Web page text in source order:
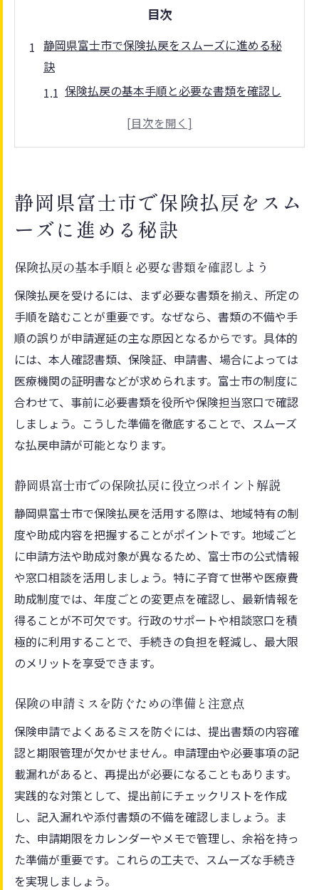
目次
静岡県富士市で保険払戻をスムーズに進める秘
訣
保険払戻の基本手順と必要な書類を確認し
静岡県富士市での保険払戻に役立つポイン
保険払戻のよくある疑問とその解決策を知
る
ツ
保険手続きが初めてでも安心な富士市の最新ガ
イド
初めての保険手続きで押さえるべき基本知
識
保険申請時に知っておきたい富士市の特徴
保険手続きで不安を解消するための相談先
保険の書類提出時に必要なチェックポイン
保険制度の変更点と最新情報をやさしく解
医療費助成を活用した保険払戻のポイント解説
医療費助成と保険払戻の仕組みを正しく理
解
保険を活用した医療費軽減の具体的なメリ
ット
保険払戻に役立つ医療費助成の申請方法
保険制度を使った医療費負担軽減の実例紹
保険適用範囲と医療費助成の違いと注意点
富士市の保険制度を理解するための基礎知識
富士市で利用できる主な保険制度の全体像
保険料の納付方法と還付手続きの基本を押
さえる
保険制度ごとの特徴と利用時のポイント解
説
保険の控除や還付を受けるための必要条件
静岡県富士市で保険払戻をスム
ーズに進める秘訣
保険払戻の基本手順と必要な書類を確認しよう
保険払戻を受けるには、まず必要な書類を揃え、所定の
手順を踏むことが重要です。なぜなら、書類の不備や手
順の誤りが申請遅延の主な原因となるからです。具体的
には、本人確認書類、保険証、申請書、場合によっては
医療機関の証明書などが求められます。富士市の制度に
合わせて、事前に必要書類を役所や保険担当窓口で確認
しましょう。こうした準備を徹底することで、スムーズ
な払戻申請が可能となります。
静岡県富士市での保険払戻に役立つポイント解説
静岡県富士市で保険払戻を活用する際は、地域特有の制
度や助成内容を把握することがポイントです。地域ごと
に申請方法や助成対象が異なるため、富士市の公式情報
や窓口相談を活用しましょう。特に子育て世帯や医療費
助成制度では、年度ごとの変更点を確認し、最新情報を
得ることが不可欠です。行政のサポートや相談窓口を積
極的に利用することで、手続きの負担を軽減し、最大限
のメリットを享受できます。
保険の申請ミスを防ぐための準備と注意点
保険申請でよくあるミスを防ぐには、提出書類の内容確
認と期限管理が欠かせません。申請理由や必要事項の記
載漏れがあると、再提出が必要になることもあります。
実践的な対策として、提出前にチェックリストを作成
し、記入漏れや添付書類の不備を確認しましょう。ま
た、申請期限をカレンダーやメモで管理し、余裕を持っ
た準備が重要です。これらの工夫で、スムーズな手続き
を実現しましょう。